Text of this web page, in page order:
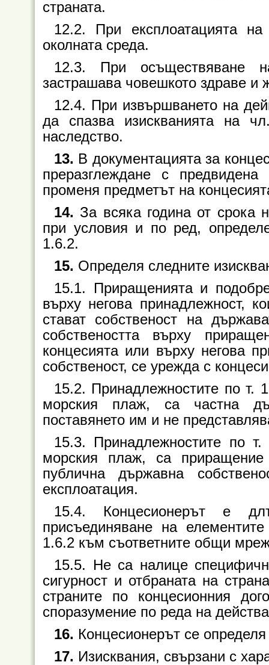
страната.
12.2. При експлоатацията
околната среда.
12.3. При осъществяване
застрашава човешкото здраве и
12.4. При извършването на
да спазва изискванията на
наследство.
13. В документацията за
преразглеждане с
променя предметът на
14. За всяка година от срока
при условия и по ред,
1.6.2.
15. Определя следните
15.1. Приращенията и
върху негова принадлежност,
стават собственост на
собствеността върху
концесията или върху негова
собственост, се урежда с
15.2. Принадлежностите по т.
морския плаж, са частна
поставянето им и не
15.3. Принадлежностите по
морския плаж, са
публична държавна
експлоатация.
15.4. Концесионерът е
присъединяване на
1.6.2 към съответните общи
15.5. Не са налице
сигурност и отбраната на
страните по концесионния
споразумение по реда на
16. Концесионерът се
17. Изисквания, свързани с